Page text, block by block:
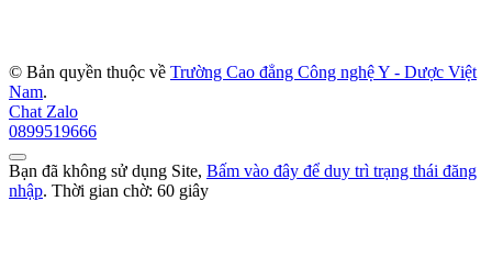
© Bản quyền thuộc về Trường Cao đẳng Công nghệ Y - Dược Việt
Nam.
Chat Zalo
0899519666
Bạn đã không sử dụng Site, Bấm vào đây để duy trì trạng thái đăng
nhập. Thời gian chờ: 60 giây